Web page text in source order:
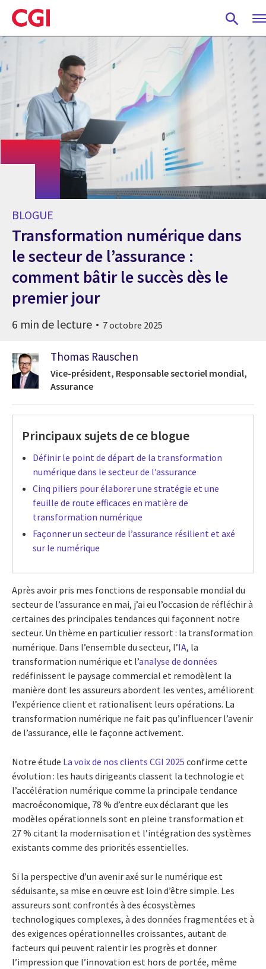
Skip
to
main
BLOGUE
Transformation numérique dans
le secteur de l’assurance :
comment bâtir le succès dès le
premier jour
6 min de lecture 7 octobre 2025
Thomas Rauschen
Vice-président, Responsable sectoriel mondial,
Assurance
Principaux sujets de ce blogue
Définir le point de départ de la transformation
numérique dans le secteur de l’assurance
Cinq piliers pour élaborer une stratégie et une
feuille de route efficaces en matière de
transformation numérique
Façonner un secteur de l’assurance résilient et axé
sur le numérique
Après avoir pris mes fonctions de responsable mondial du
secteur de l’assurance en mai, j’ai eu l’occasion de réfléchir à
certaines des principales tendances qui façonnent notre
secteur. Un thème en particulier ressort : la transformation
numérique. Dans l’ensemble du secteur, l’IA, la
transformation numérique et l’analyse de données
redéfinissent le paysage commercial et remodèlent la
manière dont les assureurs abordent les ventes, améliorent
l’expérience client et rationalisent leurs opérations. La
transformation numérique ne fait pas qu’influencer l’avenir
de l’assurance, elle le façonne activement.
Notre étude La voix de nos clients CGI 2025 confirme cette
évolution : les hauts dirigeants classent la technologie et
l’accélération numérique comme la principale tendance
macroéconomique, 78 % d’entre eux déclarant que les
modèles opérationnels sont en pleine transformation et
27 % citant la modernisation et l’intégration des systèmes
existants comme des priorités essentielles.
Si la perspective d’un avenir axé sur le numérique est
séduisante, sa mise en œuvre est loin d’être simple. Les
assureurs sont confrontés à des écosystèmes
technologiques complexes, à des données fragmentées et à
des exigences opérationnelles croissantes, autant de
facteurs qui peuvent ralentir les progrès et donner
l’impression que l’innovation est hors de portée, même